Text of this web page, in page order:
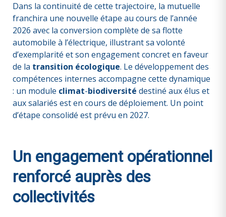
Dans la continuité de cette trajectoire, la mutuelle
franchira une nouvelle étape au cours de l’année
2026 avec la conversion complète de sa flotte
automobile à l’électrique, illustrant sa volonté
d’exemplarité et son engagement concret en faveur
de la transition écologique. Le développement des
compétences internes accompagne cette dynamique
: un module climat-biodiversité destiné aux élus et
aux salariés est en cours de déploiement. Un point
d’étape consolidé est prévu en 2027.
Un engagement opérationnel
renforcé auprès des
collectivités